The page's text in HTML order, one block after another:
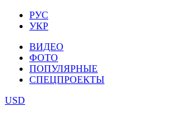
РУС
УКР
ВИДЕО
ФОТО
ПОПУЛЯРНЫЕ
СПЕЦПРОЕКТЫ
USD